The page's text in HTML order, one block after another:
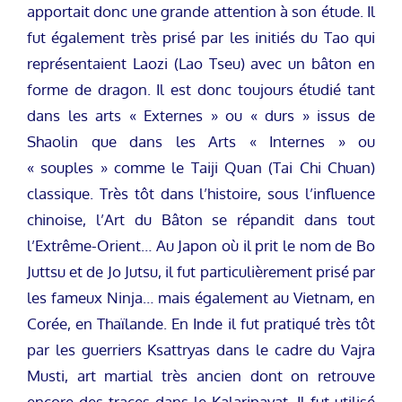
apportait donc une grande attention à son étude. Il
fut également très prisé par les initiés du Tao qui
représentaient Laozi (Lao Tseu) avec un bâton en
forme de dragon. Il est donc toujours étudié tant
dans les arts « Externes » ou « durs » issus de
Shaolin que dans les Arts « Internes » ou
« souples » comme le Taiji Quan (Tai Chi Chuan)
classique. Très tôt dans l’histoire, sous l’influence
chinoise, l’Art du Bâton se répandit dans tout
l’Extrême-Orient… Au Japon où il prit le nom de Bo
Juttsu et de Jo Jutsu, il fut particulièrement prisé par
les fameux Ninja… mais également au Vietnam, en
Corée, en Thaïlande. En Inde il fut pratiqué très tôt
par les guerriers Ksattryas dans le cadre du Vajra
Musti, art martial très ancien dont on retrouve